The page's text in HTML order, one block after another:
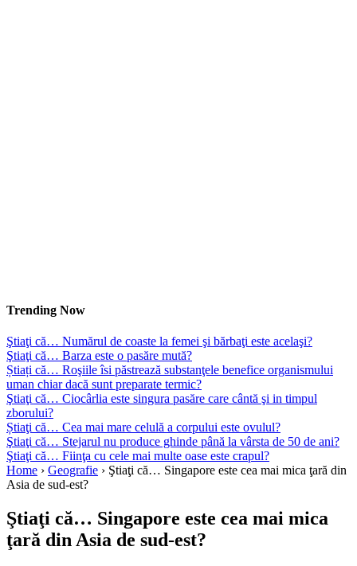
Trending Now
Ştiaţi că… Numărul de coaste la femei şi bărbaţi este acelaşi?
Ştiaţi că… Barza este o pasăre mută?
Știați că… Roşiile îsi păstrează substanţele benefice organismului
uman chiar dacă sunt preparate termic?
Ştiaţi că… Ciocârlia este singura pasăre care cântă şi in timpul
zborului?
Știaţi că… Cea mai mare celulă a corpului este ovulul?
Ştiaţi că… Stejarul nu produce ghinde până la vârsta de 50 de ani?
Ştiaţi că… Fiinţa cu cele mai multe oase este crapul?
Home › Geografie › Ştiaţi că… Singapore este cea mai mica ţară din
Asia de sud-est?
Ştiaţi că… Singapore este cea mai mica
ţară din Asia de sud-est?